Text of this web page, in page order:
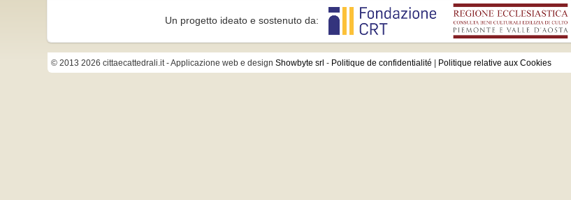
Un progetto ideato e sostenuto da:
© 2013 2026 cittaecattedrali.it - Applicazione web e design Showbyte srl - Politique de confidentialité | Politique relative aux Cookies